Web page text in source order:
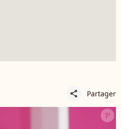
share Partager